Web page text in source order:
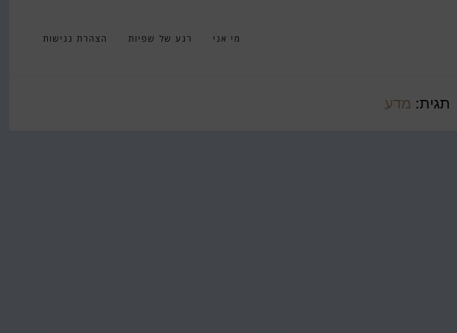
מי אני רגע של שפיות הצהרת נגישות
תגית: מדע